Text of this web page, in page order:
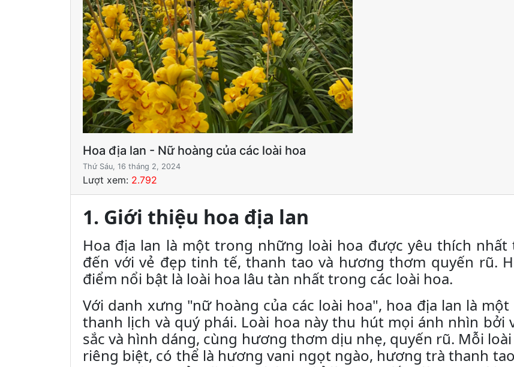
Hoa địa lan - Nữ hoàng của các loài hoa
Thứ Sáu, 16 tháng 2, 2024
Lượt xem: 2.792
1. Giới thiệu hoa địa lan
Hoa địa lan là một trong những loài hoa được yêu thích
đến với vẻ đẹp tinh tế, thanh tao và hương thơm quyến rũ.
điểm nổi bật là loài hoa lâu tàn nhất trong các loài hoa.
Với danh xưng "nữ hoàng của các loài hoa", hoa địa lan là
thanh lịch và quý phái. Loài hoa này thu hút mọi ánh nhìn bởi
sắc và hình dáng, cùng hương thơm dịu nhẹ, quyến rũ. Mỗi
riêng biệt, có thể là hương vani ngọt ngào, hương trà thanh